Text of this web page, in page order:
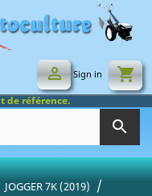
shopping_cart
 Sign in
search
de référence.
JOGGER 7K (2019)